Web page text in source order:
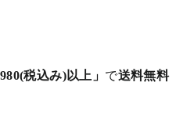
税込み)以上」 で送料無料